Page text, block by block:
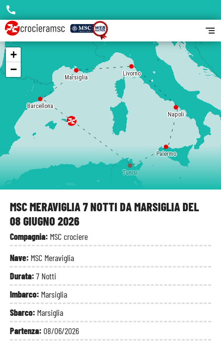
MSC MERAVIGLIA 7 NOTTI DA MARSIGLIA DEL
08 GIUGNO 2026
Compagnia: MSC crociere
Nave: MSC Meraviglia
Durata:7 Notti
Imbarco: Marsiglia
Sbarco: Marsiglia
Partenza: 08/06/2026
Marsiglia
Barcellona
Tunisi
Palermo
Napoli
Livorno
+
−
call
segment